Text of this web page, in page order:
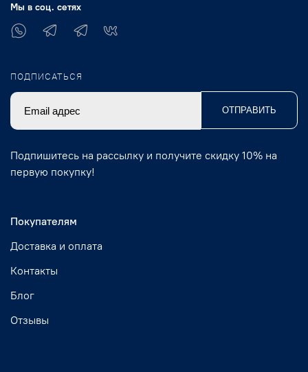
Покупателям
Доставка и оплата
Контакты
Блог
Отзывы
Мы в соц. сетях
ПОДПИСАТЬСЯ
ОТПРАВИТЬ
Подпишитесь на рассылку и получите скидку 10% на
первую покупку!